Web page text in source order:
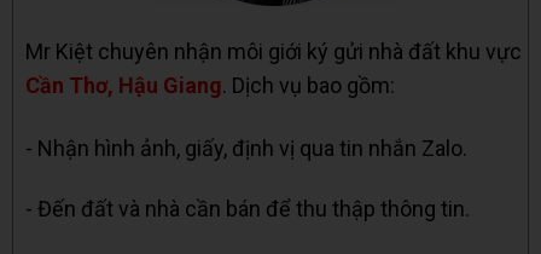
Mr Kiệt chuyên nhận môi giới ký gửi nhà đất khu vực
Cần Thơ, Hậu Giang. Dịch vụ bao gồm:
- Nhận hình ảnh, giấy, định vị qua tin nhắn Zalo.
- Đến đất và nhà cần bán để thu thập thông tin.